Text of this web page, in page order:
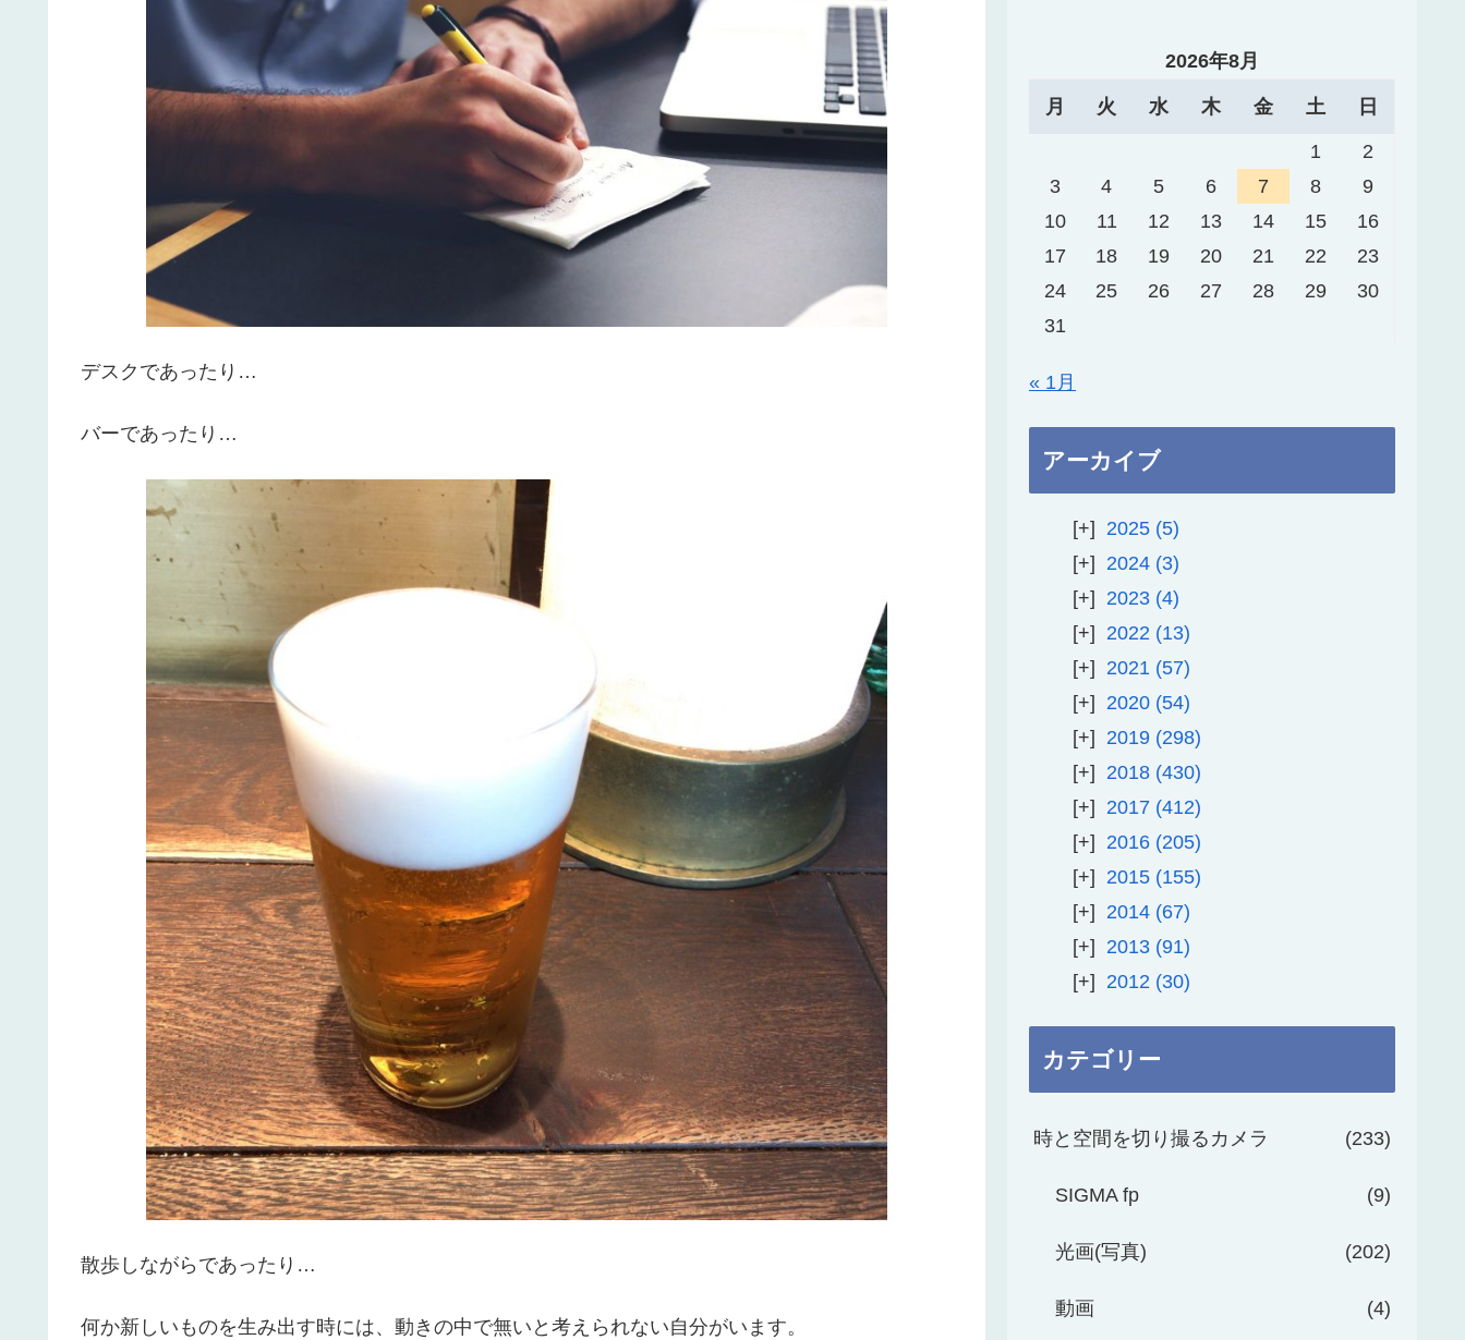
デスクであったり…
バーであったり…
散歩しながらであったり…
何か新しいものを生み出す時には、動きの中で無いと考えられない自分がいます。
2026年8月
月 火 水 木 金 土 日
1
2
3
4 5 6 7 8
9
10
11 12 13 14 15
16
17
18 19 20 21 22
23
24
25 26 27 28 29
30
31
« 1月
アーカイブ
2025 5
2024 3
2023 4
2022
13
2021
57
2020 54
2019 298
2018 430
2017 412
2016 205
2015 155
2014 67
2013 91
2012
30
カテゴリー
時と空間を切り撮るカメラ 233
SIGMA fp 9
光画(写真) 202
動画 4